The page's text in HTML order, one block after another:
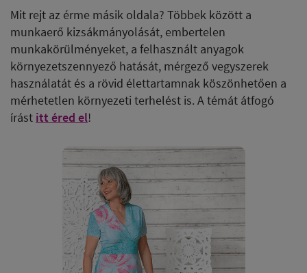
Mit rejt az érme másik oldala? Többek között a
munkaerő kizsákmányolását, embertelen
munkakörülményeket, a felhasznált anyagok
környezetszennyező hatását, mérgező vegyszerek
használatát és a rövid élettartamnak köszönhetően a
mérhetetlen környezeti terhelést is. A témát átfogó
írást itt éred el!